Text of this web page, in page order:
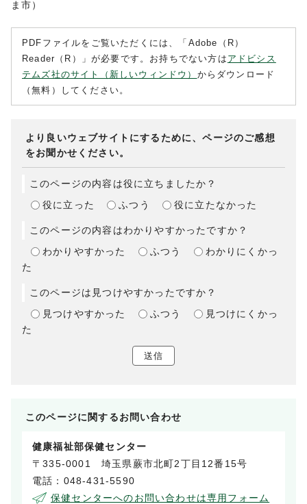
ま市）
PDFファイルをご覧いただくには、「Adobe（R）
Reader（R）」が必要です。お持ちでない方は アドビシス
テムズ社のサイト（新しいウィンドウ） からダウンロード
（無料）してください。
より良いウェブサイトにするために、ページのご感想
をお聞かせください。
このページの内容は役に立ちましたか？
役に立った
ふつう 役に立たなかった
このページの内容はわかりやすかったですか？
わかりやすかった
ふつう
わかりにくかっ
た
このページは見つけやすかったですか？
見つけやすかった
ふつう
見つけにくかっ
た
送信
このページに関するお問い合わせ
健康福祉部保健センター
〒335-0001 埼玉県蕨市北町2丁目12番15号
電話：048-431-5590
保健センターへのお問い合わせは専用フォーム